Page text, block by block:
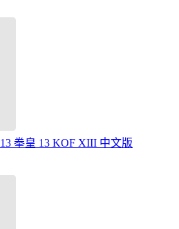
拳皇 13 KOF XIII 中文版